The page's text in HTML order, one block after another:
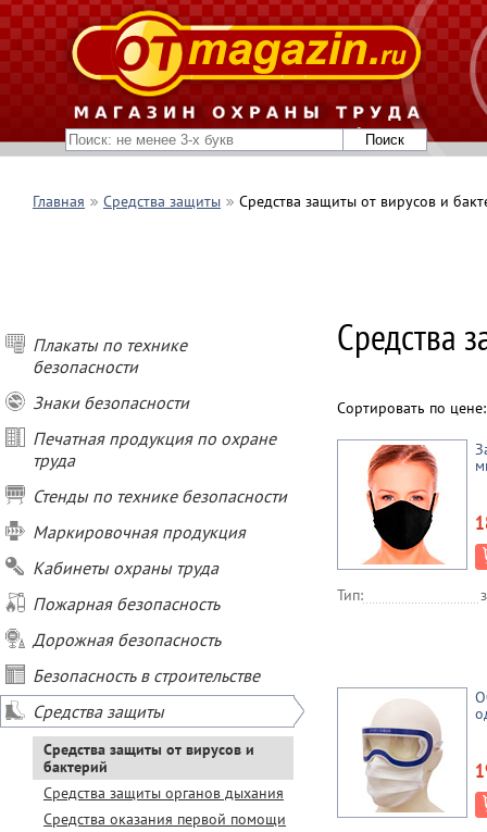
Главная Средства защиты Средства защиты от вирусов и
Плакаты по технике
безопасности
Знаки безопасности
Печатная продукция по охране
труда
Стенды по технике безопасности
Маркировочная продукция
Кабинеты охраны труда
Пожарная безопасность
Дорожная безопасность
Безопасность в строительстве
Средства защиты
Средства защиты от вирусов и
бактерий
Средства защиты органов дыхания
Средства оказания первой помощи
Средства
Сортировать по
Тип: